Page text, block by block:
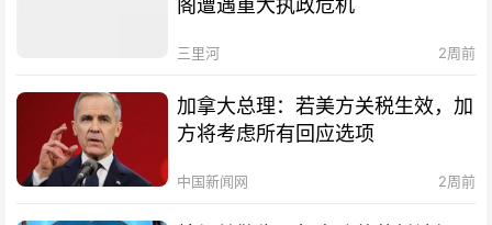
三里河 2周前
加拿大总理：若美方关税生效，加
方将考虑所有回应选项
中国新闻网 2周前